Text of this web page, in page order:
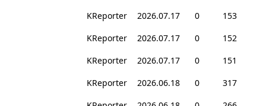
KReporter
2026.07.17 0
153
KReporter
2026.07.17 0
152
KReporter
2026.07.17 0
151
KReporter
2026.06.18 0
317